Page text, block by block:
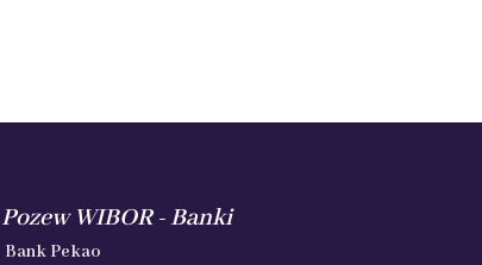
Pozew WIBOR - Banki
Bank Pekao